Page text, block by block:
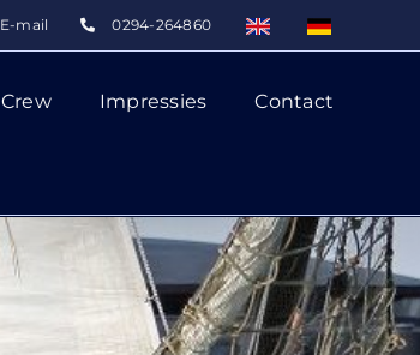
E-mail 0294-264860
Crew Impressies Contact